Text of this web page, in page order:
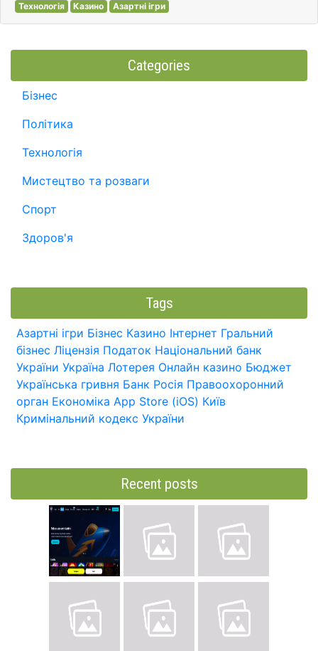
Технологія Казино Азартні ігри
Categories
Бізнес
Політика
Технологія
Мистецтво та розваги
Спорт
Здоров'я
Tags
Азартні ігри Бізнес Казино Інтернет Гральний
бізнес Ліцензія Податок Національний банк
України Україна Лотерея Онлайн казино Бюджет
Українська гривня Банк Росія Правоохоронний
орган Економіка App Store (iOS) Київ
Кримінальний кодекс України
Recent posts